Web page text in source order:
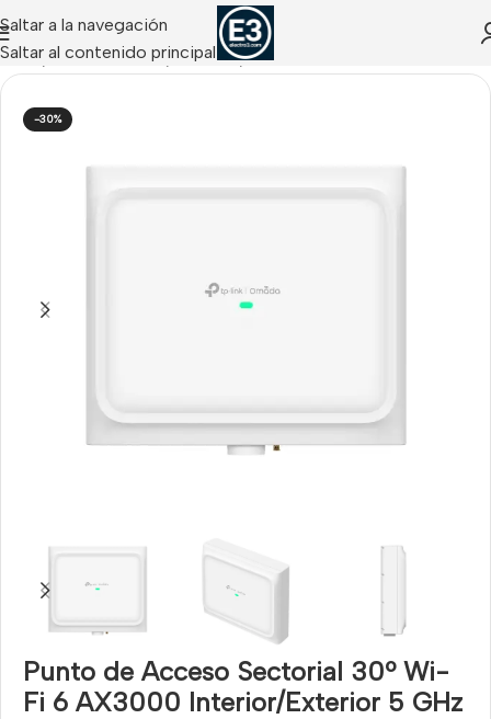
Saltar a la navegación
Saltar al contenido principal
Inicio NETWORKING/Wireless/Puntos de Acceso
-30%
Punto de Acceso Sectorial 30º Wi-
Fi 6 AX3000 Interior/Exterior 5 GHz